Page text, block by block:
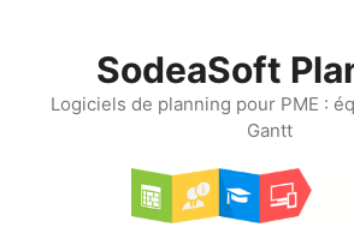
SodeaSoft
Logiciels de planning pour PME :
Gantt